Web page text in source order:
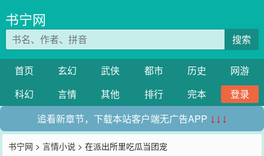
书宁网
搜索
首页 玄幻 武侠 都市 历史
网游
科幻
言情 其他 排行 完本
登录
追看新章节，下载本站客户端无广告APP ↓↓↓
书宁网 >言情小说 > 在派出所里吃瓜当团宠